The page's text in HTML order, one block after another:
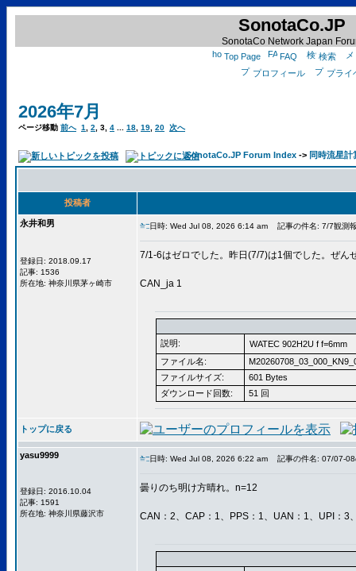
SonotaCo.JP
SonotaCo Network Japan
Top Page FAQ
検索
プロフィール
プライ
2026年7月
ページ移動 前へ 1 2 3 4 18 19 20 次へ
SonotaCo.JP Forum Index -> 同時流星
投稿者
永井和男
登録日: 2018.09.17
記事: 1536
所在地: 神奈川県茅ヶ崎市
日時: Wed Jul 08, 2026 6:14 am 記事の件名: 7/7観測
7/1-6はゼロでした。昨日(7/7)は1個でした。ぜん
CAN_ja 1
説明:
WATEC 902H2U f f=6mm
ファイル名:
ファイルサイズ:
601 Bytes
ダウンロード回数:
51 回
トップに戻る
yasu9999
登録日: 2016.10.04
記事: 1591
所在地: 神奈川県藤沢市
日時: Wed Jul 08, 2026 6:22 am 記事の件名: 07/07-08
曇りのち明け方晴れ。n=12
CAN：2、CAP：1、PPS：1、UAN：1、UPI：3